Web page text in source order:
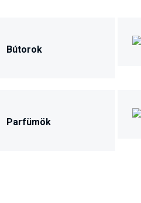
Bútorok
Parfümök